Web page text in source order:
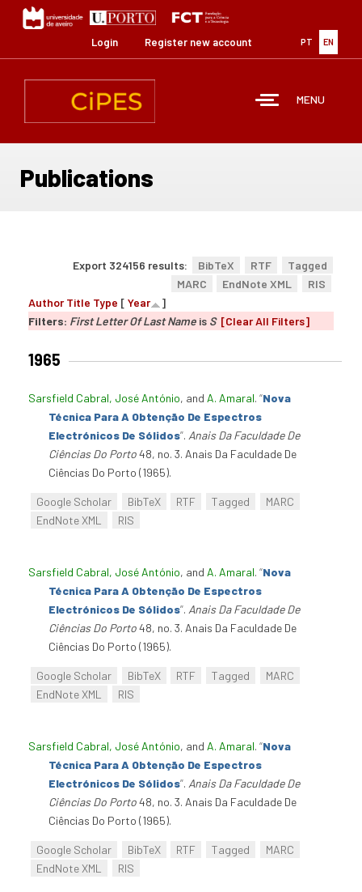
content
PT EN
Login Register new account
MENU
Publications
Export 324156 results: BibTeX RTF
Tagged
MARC
EndNote XML
RIS
Author Title Type [ Year
]
Filters: First Letter Of Last Name is S [Clear All Filters]
1965
Sarsfield Cabral, José António, and A. Amaral. “Nova
Técnica Para A Obtenção De Espectros
Electrónicos De Sólidos”. Anais Da Faculdade De
Ciências Do Porto48, no. 3. Anais Da Faculdade De
Ciências Do Porto (1965).
Google Scholar BibTeX RTF Tagged
MARC
EndNote XML
RIS
Sarsfield Cabral, José António, and A. Amaral. “Nova
Técnica Para A Obtenção De Espectros
Electrónicos De Sólidos”. Anais Da Faculdade De
Ciências Do Porto48, no. 3. Anais Da Faculdade De
Ciências Do Porto (1965).
Google Scholar BibTeX RTF Tagged
MARC
EndNote XML
RIS
Sarsfield Cabral, José António, and A. Amaral. “Nova
Técnica Para A Obtenção De Espectros
Electrónicos De Sólidos”. Anais Da Faculdade De
Ciências Do Porto48, no. 3. Anais Da Faculdade De
Ciências Do Porto (1965).
Google Scholar BibTeX RTF Tagged
MARC
EndNote XML
RIS